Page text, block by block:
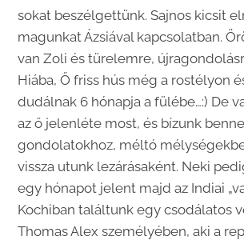
sokat beszélgettünk. Sajnos kicsit
magunkat Ázsiával kapcsolatban.
van Zoli és türelemre,
Hiába, Ő friss hús még a rostélyon
dudálnak 6 hónapja a fülébe…:) De
az ő jelenléte most, és bízunk
gondolatokhoz, méltó
vissza utunk lezárásaként. Neki
egy hónapot jelent majd az Indiai
Kochiban találtunk egy csodálatos
Thomas Alex személyében, aki a